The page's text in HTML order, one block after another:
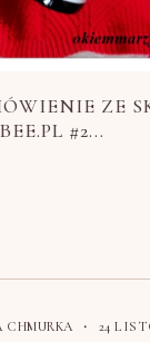
ZE
BEE.PL #2...
CHMURKA 24